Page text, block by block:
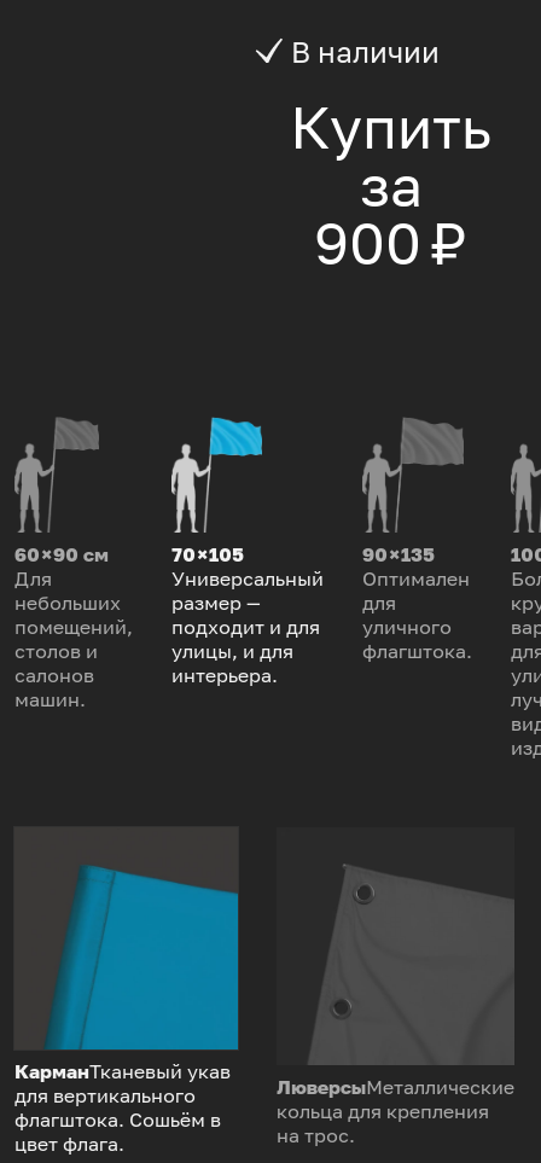
В наличии
Купить
за
900 ₽
60 × 90 см
Для
небольших
помещений,
столов и
салонов
машин.
70 × 105
Универсальный
размер —
подходит и для
улицы, и для
интерьера.
90 × 135
Оптимален
для
уличного
флагштока.
КарманТканевый укав
для вертикального
флагштока. Сошьём в
цвет флага.
ЛюверсыМеталлические
кольца для крепления
на трос.